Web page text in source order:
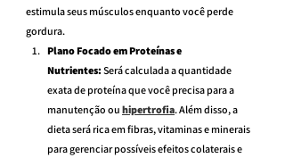
estimula seus músculos enquanto você perde
gordura.
Plano Focado em Proteínas e
Nutrientes: Será calculada a quantidade
exata de proteína que você precisa para a
manutenção ou hipertrofia. Além disso, a
dieta será rica em fibras, vitaminas e minerais
para gerenciar possíveis efeitos colaterais e